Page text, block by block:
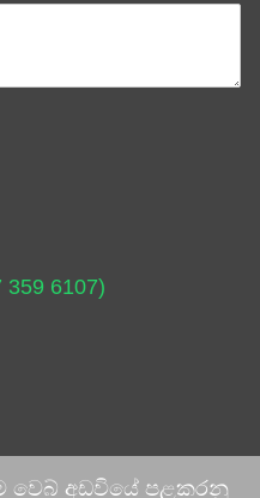
359 6107)
වෙබ් අඩවියේ පළකරනු